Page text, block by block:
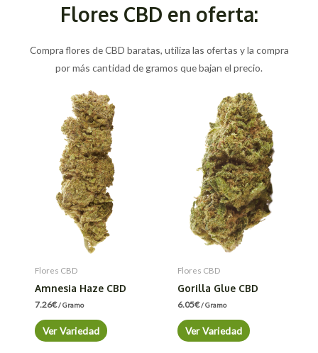
Flores CBD en oferta:
Compra flores de CBD baratas, utiliza las ofertas y la compra
por más cantidad de gramos que bajan el precio.
Flores CBD
Amnesia Haze CBD
7.26€/ Gramo
Ver Variedad
Flores CBD
Gorilla Glue CBD
6.05€/ Gramo
Ver Variedad